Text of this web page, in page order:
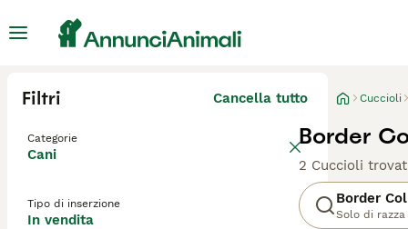
Filtri Cancella tutto
Categorie
Cani
Tipo di inserzione
In vendita
Cuccioli
Border
2 Cuccioli
Border
Solo di razza